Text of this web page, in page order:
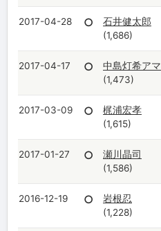
2017-04-28 ○
石井健太郎
(1,686)
2017-04-17 ○
中島灯希アマ
(1,473)
2017-03-09 ○
梶浦宏孝
(1,615)
2017-01-27 ○
瀬川晶司
(1,586)
2016-12-19 ○
岩根忍
(1,228)